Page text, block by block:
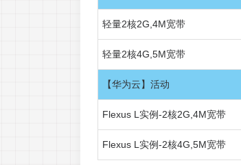
轻量2核2G,4M宽带
轻量2核4G,5M宽带
【华为云】活动
Flexus L实例-2核2G,4M宽带
Flexus L实例-2核4G,5M宽带